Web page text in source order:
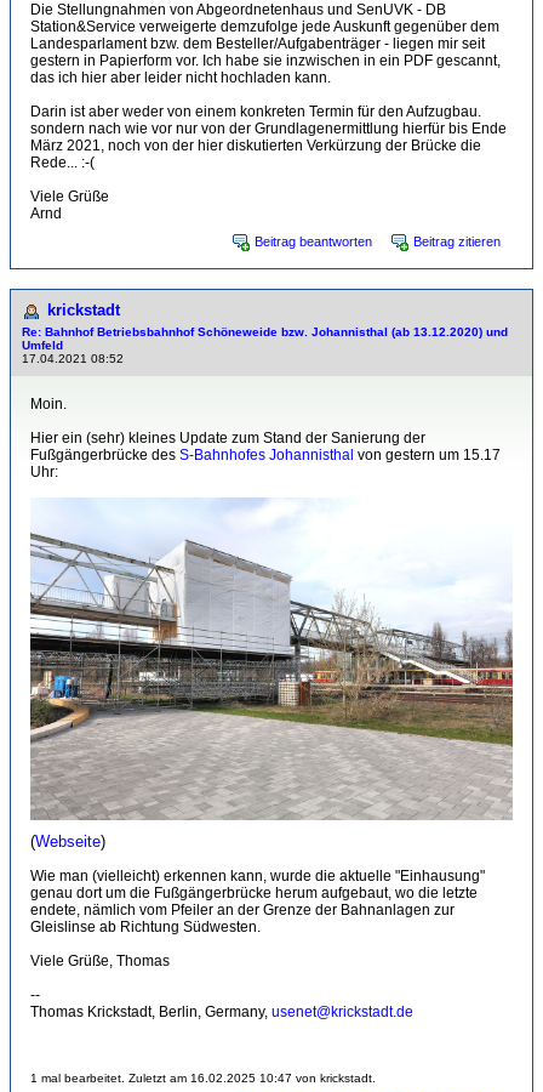
Die Stellungnahmen von Abgeordnetenhaus und SenUVK - DB
Station&Service verweigerte demzufolge jede Auskunft gegenüber dem
Landesparlament bzw. dem Besteller/Aufgabenträger - liegen mir seit
gestern in Papierform vor. Ich habe sie inzwischen in ein PDF gescannt,
das ich hier aber leider nicht hochladen kann.
Darin ist aber weder von einem konkreten Termin für den Aufzugbau.
sondern nach wie vor nur von der Grundlagenermittlung hierfür bis Ende
März 2021, noch von der hier diskutierten Verkürzung der Brücke die
Rede... :-(
Viele Grüße
Arnd
Beitrag beantworten Beitrag zitieren
krickstadt
Re: Bahnhof Betriebsbahnhof Schöneweide bzw. Johannisthal (ab 13.12.2020) und
Umfeld
17.04.2021 08:52
Moin.
Hier ein (sehr) kleines Update zum Stand der Sanierung der
Fußgängerbrücke des S-Bahnhofes Johannisthal von gestern um 15.17
Uhr:
(Webseite)
Wie man (vielleicht) erkennen kann, wurde die aktuelle "Einhausung"
genau dort um die Fußgängerbrücke herum aufgebaut, wo die letzte
endete, nämlich vom Pfeiler an der Grenze der Bahnanlagen zur
Gleislinse ab Richtung Südwesten.
Viele Grüße, Thomas
--
Thomas Krickstadt, Berlin, Germany, usenet@krickstadt.de
1 mal bearbeitet. Zuletzt am 16.02.2025 10:47 von krickstadt.